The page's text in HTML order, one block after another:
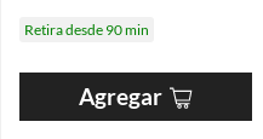
Retira desde 90 min
Agregar